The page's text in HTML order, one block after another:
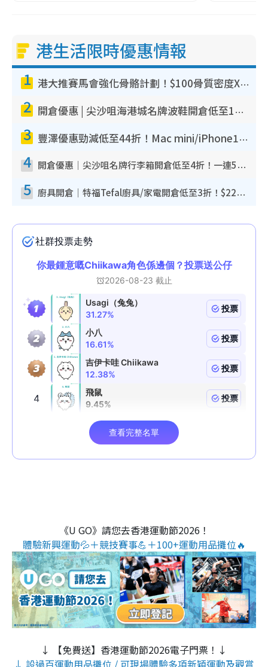
港生活限時優惠情報
1 港大推賽馬會強化骨骼計劃！$100骨質密度X光檢查 完成免費運動訓練送超市禮券！附參加資格
2 開倉優惠 | 尖沙咀海港城名牌波鞋開倉低至1折！On鞋$899起／Joy&Peace鞋履$98起
3 豐澤優惠勁減低至44折！Mac mini/iPhone17Pro大減價！廚房家電$220起
4 開倉優惠｜尖沙咀名牌行李箱開倉低至4折！一連5日 American Tourister/ace./Hallmark $200起！
5 廚具開倉｜特福Tefal廚具/家電開倉低至3折！$220起買平底鍋/炒鑊/湯煲！電飯煲/吸塵機/燙斗$418起
《U GO》請您去香港運動節2026！
體驗新興運動💦＋競技賽事💪＋100+運動用品攤位🔥
↓ 【免費送】香港運動節2026電子門票！↓
↓ 設過百運動用品攤位 / 可現場體驗多項新穎運動及觀賞